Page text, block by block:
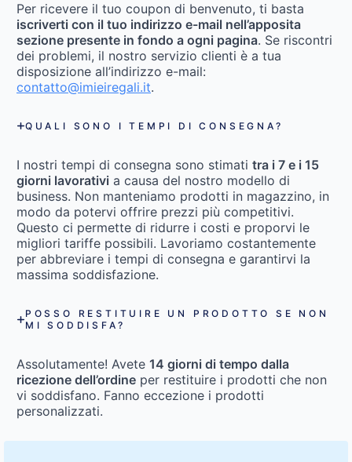
Per ricevere il tuo coupon di benvenuto, ti basta
iscriverti con il tuo indirizzo e-mail nell’apposita
sezione presente in fondo a ogni pagina. Se riscontri
dei problemi, il nostro servizio clienti è a tua
disposizione all’indirizzo e-mail:
contatto@imieiregali.it.
QUALI SONO I TEMPI DI CONSEGNA?
I nostri tempi di consegna sono stimati tra i 7 e i 15
giorni lavorativi a causa del nostro modello di
business. Non manteniamo prodotti in magazzino, in
modo da potervi offrire prezzi più competitivi.
Questo ci permette di ridurre i costi e proporvi le
migliori tariffe possibili. Lavoriamo costantemente
per abbreviare i tempi di consegna e garantirvi la
massima soddisfazione.
POSSO RESTITUIRE UN PRODOTTO SE NON
MI SODDISFA?
Assolutamente! Avete 14 giorni di tempo dalla
ricezione dell’ordine per restituire i prodotti che non
vi soddisfano. Fanno eccezione i prodotti
personalizzati.